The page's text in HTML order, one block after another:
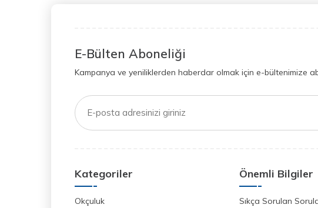
E-Bülten Aboneliği
Kampanya ve yeniliklerden haberdar olmak için e-bültenimize
Kategoriler
Okçuluk
Önemli Bilgiler
Sıkça Sorulan